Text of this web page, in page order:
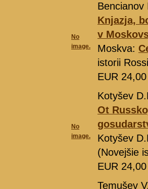
No
image.
Bencianov
Knjazja,
v
Moskva:
istorii
EUR
No
image.
Kotyšev
Ot
Kotyšev
(Novejšie
EUR
Temušev